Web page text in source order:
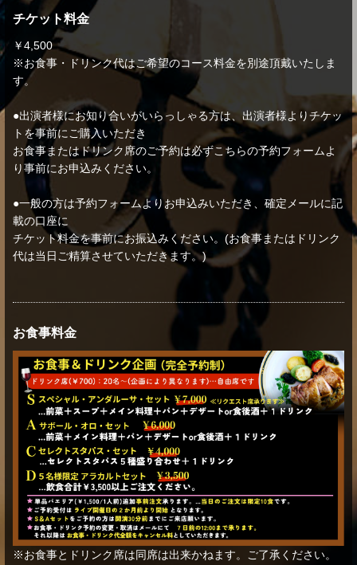
チケット料金
￥4,500
※お食事・ドリンク代はご希望のコース料金を別途頂戴いたしま
す。
●出演者様にお知り合いがいらっしゃる方は、出演者様よりチケッ
トを事前にご購入いただき
お食事またはドリンク席のご予約は必ずこちらの予約フォームよ
り事前にお申込みください。
●一般の方は予約フォームよりお申込みいただき、確定メールに記
載の口座に
チケット料金を事前にお振込みください。(お食事またはドリンク
代は当日ご精算させていただきます。)
お食事料金
※お食事とドリンク席は同席は出来かねます。ご了承ください。